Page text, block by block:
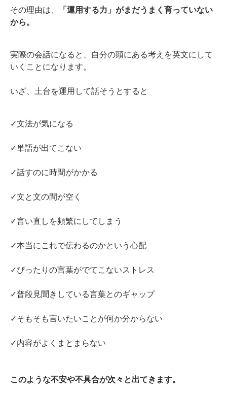
その理由は、
「運用する力」がまだうまく育っていない
から。
実際の会話になると、 自分の頭にある考えを英文にして
いくことになります。
いざ、土台を運用して話そうとすると
✓文法が気になる
✓単語が出てこない
✓話すのに時間がかかる
✓文と文の間が空く
✓言い直しを頻繁にしてしまう
✓本当にこれで伝わるのかという心配
✓ぴったりの言葉がでてこないストレス
✓普段見聞きしている言葉とのギャップ
✓そもそも言いたいことが何か分からない
✓内容がよくまとまらない
このような不安や不具合が次々と出てきます。